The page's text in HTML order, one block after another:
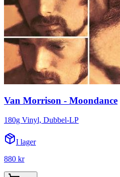
Van Morrison - Moondance
180g Vinyl, Dubbel-LP
I lager
880 kr